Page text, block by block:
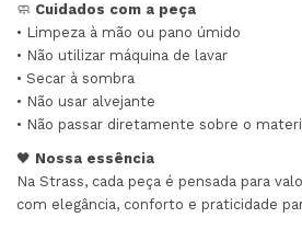
🧼 Cuidados com a peça
• Limpeza à mão ou pano úmido
• Não utilizar máquina de lavar
• Secar à sombra
• Não usar alvejante
• Não passar diretamente sobre o
🖤 Nossa essência
Na Strass, cada peça é pensada para
com elegância, conforto e praticidade